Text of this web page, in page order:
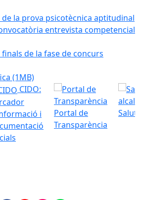
la prova psicotècnica aptitudinal
entrevista competencial
de la fase de concurs
(1MB)
CIDO:
i
Portal de
Transparència